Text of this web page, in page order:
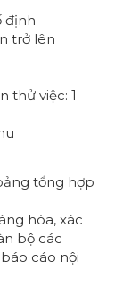
định
trở lên
thử việc: 1
tổng hợp
hóa, xác
bộ các
cáo nội